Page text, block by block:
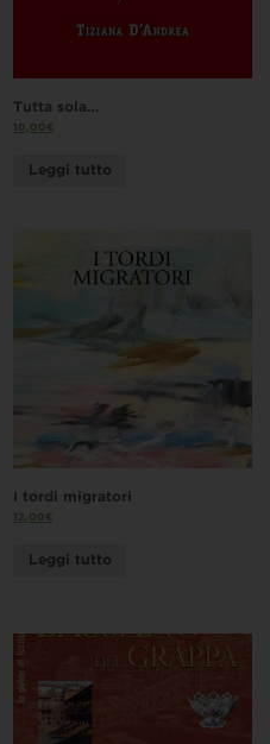
Tutta sola…
10,00€
Leggi tutto
I tordi migratori
12,00€
Leggi tutto